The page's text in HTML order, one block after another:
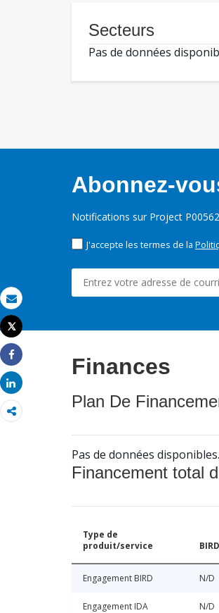
Email
Imprimer
Tweet
Share
Share
Secteurs
Pas de données
Abonnez-
Notifications sur Project
J'accepte les termes de la
Finances
Plan De
Pas de données disponibles.
Financement total
Type de
produit/service
Engagement BIRD N/D
Engagement IDA N/D